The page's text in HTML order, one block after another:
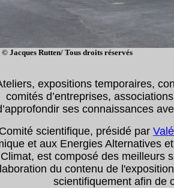
© Jacques Rutten/ Tous droits réservés
expositions temporaires,
comités d’entreprises,
ses connaissances
scientifique, présidé par
et aux Energies Alternatives
est composé des meilleurs
du contenu de
scientifiquement afin de